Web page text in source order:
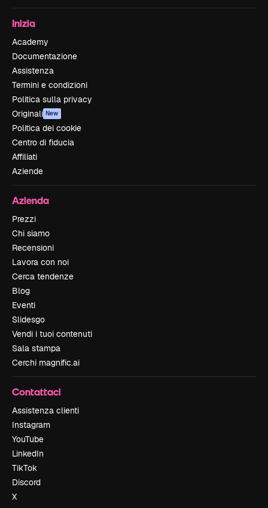
Inizia
Academy
Documentazione
Assistenza
Termini e condizioni
Politica sulla privacy
Originali New
Politica dei cookie
Centro di fiducia
Affiliati
Aziende
Azienda
Prezzi
Chi siamo
Recensioni
Lavora con noi
Cerca tendenze
Blog
Eventi
Slidesgo
Vendi i tuoi contenuti
Sala stampa
Cerchi magnific.ai
Contattaci
Assistenza clienti
Instagram
YouTube
LinkedIn
TikTok
Discord
X